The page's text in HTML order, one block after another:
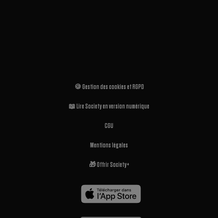
🍪 Gestion des cookies et RGPD
📖 Lire Society en version numérique
CGU
Mentions légales
🎁 Offrir Society+